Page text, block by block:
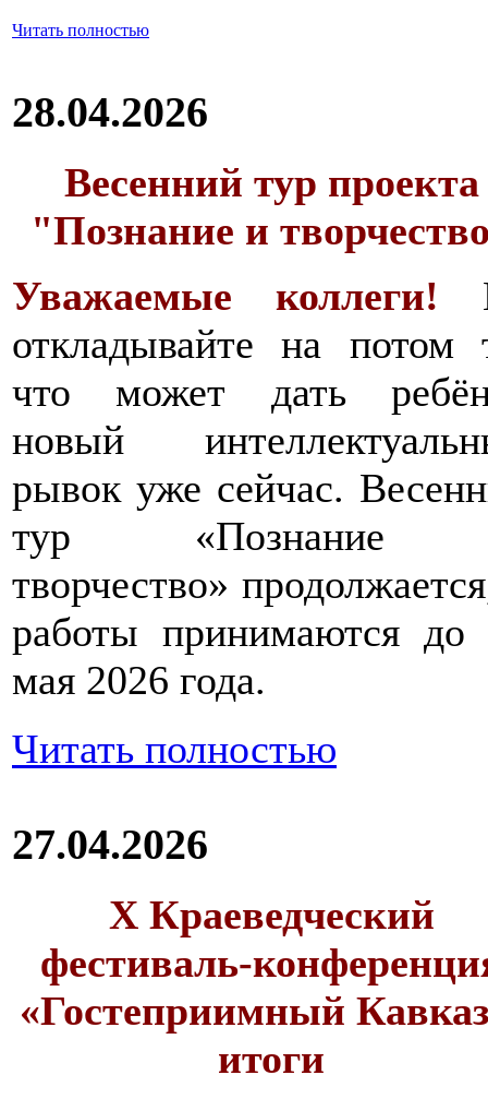
Читать полностью
28.04.2026
Весенний тур проекта
"Познание и
Уважаемые коллеги!
откладывайте на потом
что может дать
новый
рывок уже сейчас.
тур «Познание
творчество»
работы принимаются до
мая 2026 года.
Читать полностью
27.04.2026
X Краеведческий
фестиваль-
«Гостеприимный
итоги